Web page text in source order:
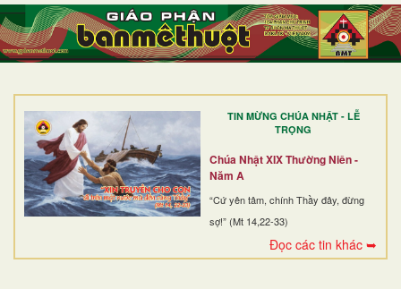
TIN MỪNG CHÚA NHẬT - LỄ
TRỌNG
Chúa Nhật XIX Thường Niên -
Năm A
“Cứ yên tâm, chính Thầy đây, đừng
sợ!” (Mt 14,22-33)
Đọc các tin khác ➥
TRANG NHẤT
GIỚI THIỆU
DÒNG TU
BAN MỤC VỤ
ĐOÀN THỂ CG
ĐIỂM HÀNH HƯƠNG